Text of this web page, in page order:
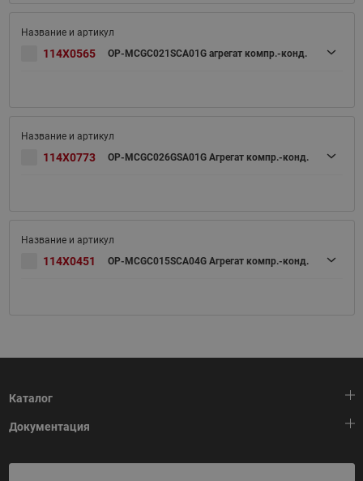
114X0565 OP-MCGC021SCA01G агрегат компр.-конд.
114X0773 OP-MCGC026GSA01G Агрегат компр.-конд.
114X0451 OP-MCGC015SCA04G Агрегат компр.-конд.
Каталог
Тепловая автоматика
Холодильная техника
Документация
HeatPlatform (Тепловая платформа)